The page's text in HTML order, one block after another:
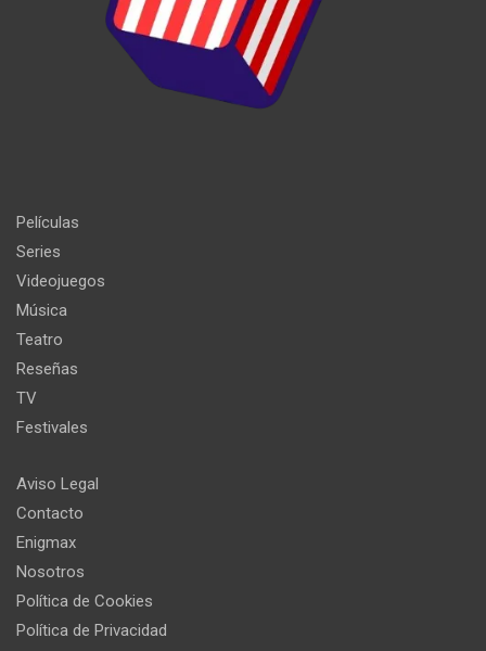
Películas
Series
Videojuegos
Música
Teatro
Reseñas
TV
Festivales
Aviso Legal
Contacto
Enigmax
Nosotros
Política de Cookies
Política de Privacidad